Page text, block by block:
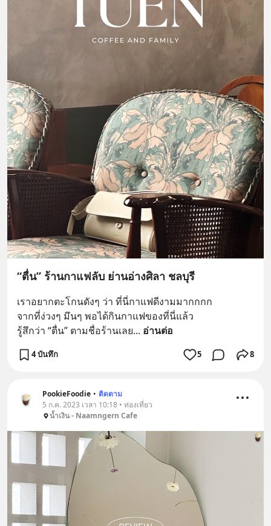
“ตื่น” ร้านกาแฟลับ ย่านอ่างศิลา ชลบุรี
เราอยากตะโกนดังๆ ว่า ที่นี่กาแฟดีงามมากกกก
จากที่ง่วงๆ มึนๆ พอได้กินกาแฟของที่นี่แล้ว
รู้สึกว่า “ตื่น” ตามชื่อร้านเลย... อ่านต่อ
4 บันทึก 5 8
PookieFoodie • ติดตาม
5 ก.ค. 2023 เวลา 10:18 • ท่องเที่ยว
น้ำเงิน - Naamngern Cafe